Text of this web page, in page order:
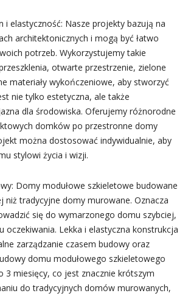
i elastyczność: Nasze projekty bazują na
architektonicznych i mogą być łatwo
potrzeb. Wykorzystujemy takie
otwarte przestrzenie, zielone
materiały wykończeniowe, aby stworzyć
nie tylko estetyczna, ale także
dla środowiska. Oferujemy różnorodne
domków po przestronne domy
można dostosować indywidualnie, aby
stylowi życia i wizji.
Domy modułowe szkieletowe budowane
niż tradycyjne domy murowane. Oznacza
się do wymarzonego domu szybciej,
oczekiwania. Lekka i elastyczna konstrukcja
zarządzanie czasem budowy oraz
domu modułowego szkieletowego
3 miesięcy, co jest znacznie krótszym
do tradycyjnych domów murowanych,